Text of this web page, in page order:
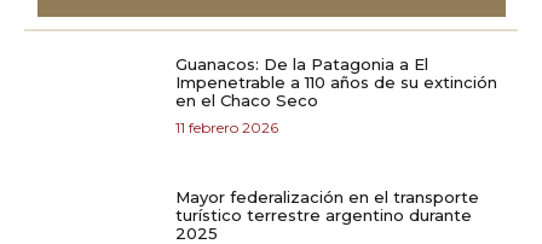
Guanacos: De la Patagonia a El
Impenetrable a 110 años de su extinción
en el Chaco Seco
11 febrero 2026
Mayor federalización en el transporte
turístico terrestre argentino durante
2025